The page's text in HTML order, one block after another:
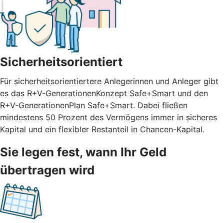
Sicherheitsorientiert
Für sicherheitsorientiertere Anlegerinnen und Anleger gibt
es das R+V-GenerationenKonzept Safe+Smart und den
R+V-GenerationenPlan Safe+Smart. Dabei fließen
mindestens 50 Prozent des Vermögens immer in sicheres
Kapital und ein flexibler Restanteil in Chancen-Kapital.
Sie legen fest, wann Ihr Geld
übertragen wird